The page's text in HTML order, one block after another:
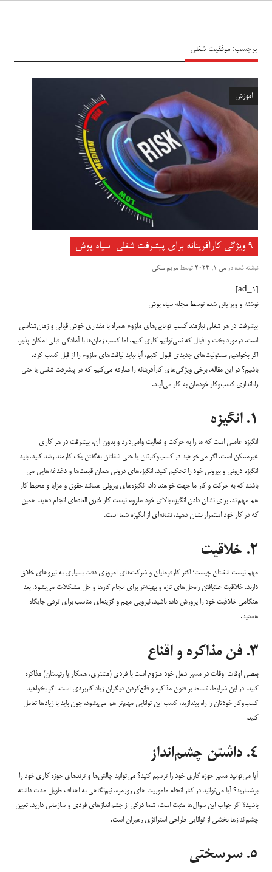
برچسب: موفقیت شغلی
اموزش
۹ ویژگی کارآفرینانه برای پیشرفت شغلی_سیاه پوش
نوشته شده درمی 1, 2024 توسطمریم ملکی
نوشته و ویرایش شده توسط مجله سیاه پوش
پیشرفت در هر شغلی نیازمند کسب توانایی‌های ملزوم همراه با مقداری خوش‌اقبالی و زمان‌شناسی
است. درمورد بخت و اقبال که نمی‌توانیم کاری کنیم، اما کسب زمان‌ها با آمادگی قبلی امکان پذیر.
اگر بخواهیم مسئولیت‌های جدیدی قبول کنیم، آیا نباید لیاقت‌های ملزوم را از قبل کسب کرده
باشیم؟ در این مقاله، برخی ویژگی‌های کارآفرینانه را معارفه می‌کنیم که در پیشرفت شغلی یا حتی
راه‌اندازی کسب‌وکار خودمان به کار می‌آیند.
۱. انگیزه
انگیزه عاملی است که ما را به حرکت و فعالیت وامی‌دارد و بدون آن، پیشرفت در هر کاری
غیرممکن است. اگر می‌خواهید در کسب‌وکارتان یا حتی شغلتان به‌گفتن یک کارمند رشد کنید، باید
انگیزه درونی و بیرونی خود را تحکیم کنید. انگیزه‌های درونی همان قیمت‌ها و دغدغه‌هایی می
باشند که به حرکت و کار ما جهت خواهند داد. انگیزه‌های بیرونی همانند حقوق و مزایا و محیط کار
هم مهم‌اند. برای نشان دادن انگیزه بالای خود ملزوم نیست کار خارق العاده‌ای انجام دهید. همین
که در کار خود استمرار نشان دهید، نشانه‌ای از انگیزه شما است.
۲. خلاقیت
مهم نیست شغلتان چیست؛ اکثر کارفرمایان و شرکت‌های امروزی دقت بسیاری به نیروهای خلاق
دارند. خلاقیت علتیافتن راه‌حل‌های تازه و بهینه‌تر برای انجام کارها و حل مشکلات می‌بشود. بعد
هنگامی خلاقیت خود را پرورش داده باشید، نیرویی مهم و گزینه‌ای مناسب برای ترقی جایگاه
هستید.
۳. فن مذاکره و اقناع
بعضی اوقات اوقات در مسیر شغل خود ملزوم است با فردی (مشتری، همکار یا رئیستان) مذاکره
کنید. در این شرایط، تسلط بر فنون مذاکره و قانع‌کردن دیگران زیاد کاربردی است. اگر بخواهید
کسب‌وکار خودتان را راه بیندازید، کسب این توانایی مهم‌تر هم می‌بشود، چون باید با زیاد‌ها تعامل
کنید.
۴. داشتن چشم‌انداز
آیا می‌توانید مسیر حوزه کاری خود را ترسیم کنید؟ می‌توانید چالش‌ها و ترند‌های حوزه کاری خود را
برشمارید؟ آیا می‌توانید در کنار انجام ماموریت های روزمره، نیم‌نگاهی به اهداف طویل مدت داشته
باشید؟ اگر جواب این سوال‌ها مثبت است، شما درکی از چشم‌انداز‌های فردی و سازمانی دارید. تعیین
چشم‌انداز‌ها بخشی از توانایی طراحی استراتژی رهبران است.
۵. سرسختی